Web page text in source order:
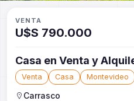
VENTA
U$S 790.000
Casa en Venta y
Venta Casa Montevideo
Carrasco